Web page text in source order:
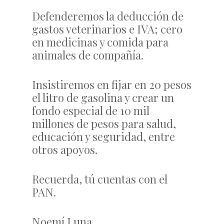
Defenderemos la deducción de
gastos veterinarios e IVA; cero
en medicinas y comida para
animales de compañía.
Insistiremos en fijar en 20 pesos
el litro de gasolina y crear un
fondo especial de 10 mil
millones de pesos para salud,
educación y seguridad, entre
otros apoyos.
Recuerda, tú cuentas con el
PAN.